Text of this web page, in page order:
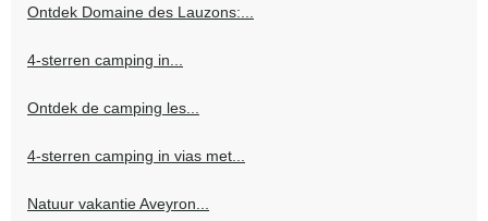
Ontdek Domaine des Lauzons:...
4-sterren camping in...
Ontdek de camping les...
4-sterren camping in vias met...
Natuur vakantie Aveyron...